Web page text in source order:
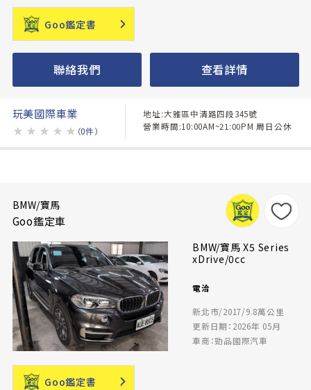
Goo鑑定書
聯絡我們 查看詳情
玩美國際車業
★ ★ ★ ★ ★ （0件）
地址:大雅區中清路四段345號
營業時間:10:00AM~21:00PM 周日公休
BMW/寶馬
Goo鑑定車
BMW/寶馬 X5 Series
xDrive/0cc
電洽
新北市/2017/9.8萬公里
更新日期：2026年 05月
車商：勁品國際汽車
Goo鑑定書